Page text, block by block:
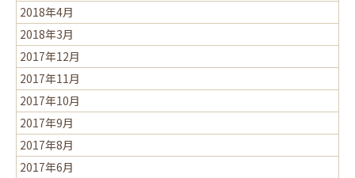
2018年4月
2018年3月
2017年12月
2017年11月
2017年10月
2017年9月
2017年8月
2017年6月